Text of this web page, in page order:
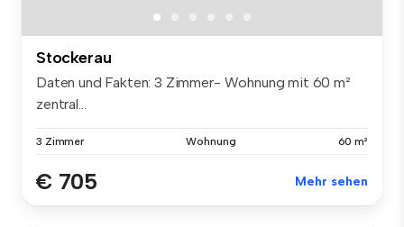
Stockerau
Daten und Fakten: 3 Zimmer- Wohnung mit 60 m²
zentral...
3 Zimmer Wohnung 60 m²
€ 705 Mehr sehen